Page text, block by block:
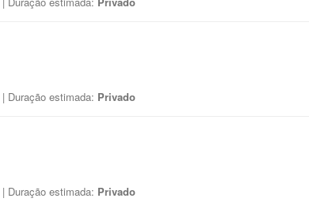
| Duração estimada: Privado
| Duração estimada: Privado